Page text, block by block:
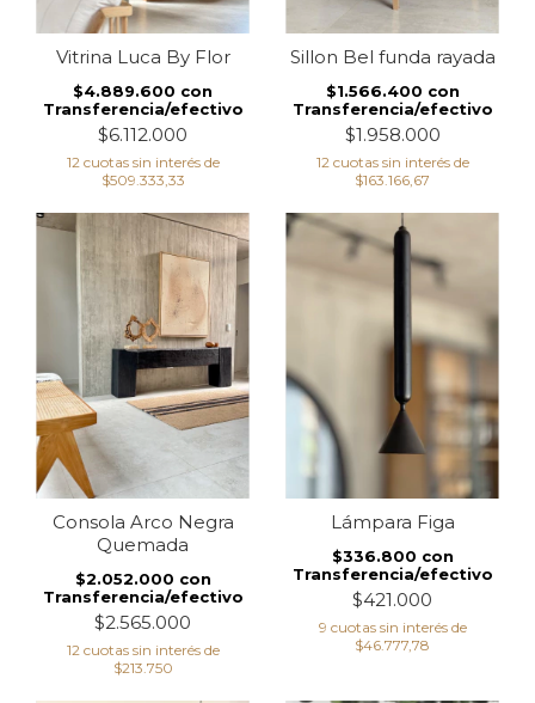
Vitrina Luca By Flor
$6.112.000
$4.889.600 con
Transferencia/efectivo
12 cuotas sin interés de
$509.333,33
Sillon Bel funda rayada
$1.958.000
$1.566.400 con
Transferencia/efectivo
12 cuotas sin interés de
$163.166,67
Consola Arco Negra
Quemada
$2.565.000
$2.052.000 con
Transferencia/efectivo
12 cuotas sin interés de
$213.750
Lámpara Figa
$421.000
$336.800 con
Transferencia/efectivo
9 cuotas sin interés de
$46.777,78